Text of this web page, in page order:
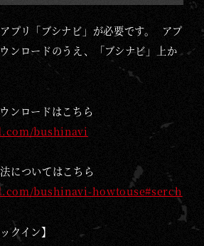
プリ「ブシナビ」が必要です。 アプ
ンロードのうえ、「ブシナビ」上か
ンロードはこちら
bushinavi
についてはこちら
bushinavi-howtouse#serch
クイン】